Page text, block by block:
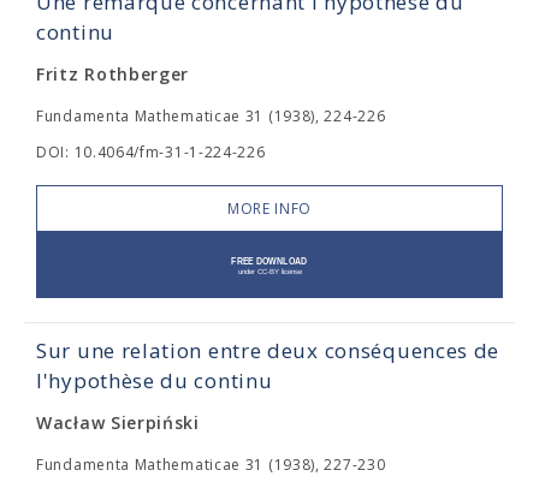
continu
Fritz Rothberger
Fundamenta Mathematicae 31 (1938), 224-226
DOI: 10.4064/fm-31-1-224-226
MORE INFO
Sur une relation entre deux conséquences de
l'hypothèse du continu
Wacław Sierpiński
Fundamenta Mathematicae 31 (1938), 227-230